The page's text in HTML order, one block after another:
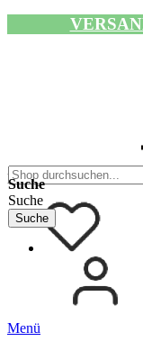
Navigation umschalten
Suche
Suche
Suche
Menü